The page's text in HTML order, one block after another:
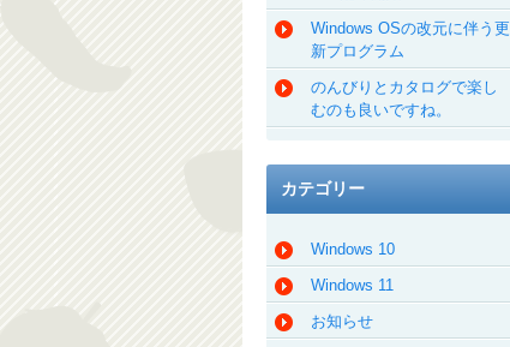
Windows OSの改元に伴う更
新プログラム
のんびりとカタログで楽し
むのも良いですね。
カテゴリー
Windows 10
Windows 11
お知らせ